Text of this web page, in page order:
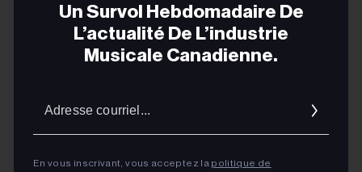
Un Survol Hebdomadaire De
L’actualité De L’industrie
Musicale Canadienne.
En vous inscrivant, vous acceptez la politique de